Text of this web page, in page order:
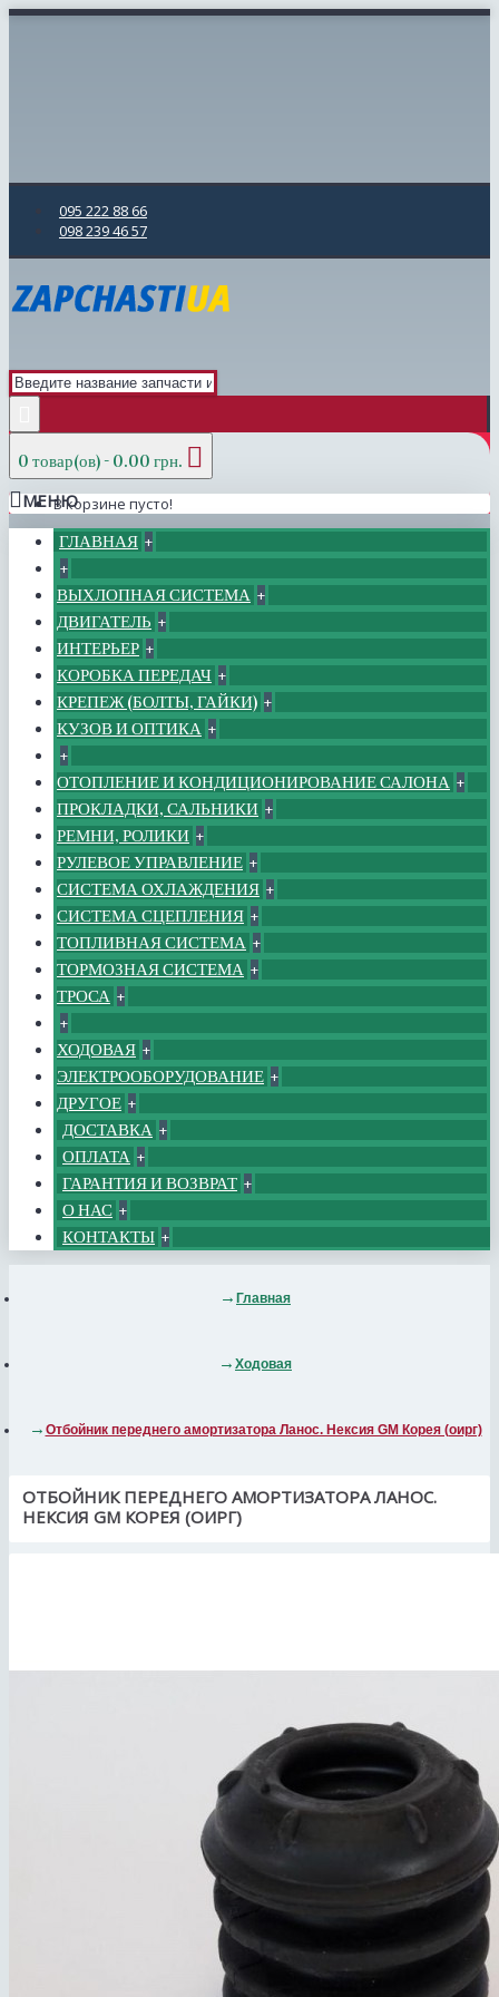
095 222 88 66
098 239 46 57
0 товар(ов) - 0.00 грн.
В корзине пусто!
МЕНЮ
ГЛАВНАЯ +
+
ВЫХЛОПНАЯ СИСТЕМА +
ДВИГАТЕЛЬ +
ИНТЕРЬЕР +
КОРОБКА ПЕРЕДАЧ +
КРЕПЕЖ (БОЛТЫ, ГАЙКИ) +
КУЗОВ И ОПТИКА +
+
ОТОПЛЕНИЕ И КОНДИЦИОНИРОВАНИЕ САЛОНА +
ПРОКЛАДКИ, САЛЬНИКИ +
РЕМНИ, РОЛИКИ +
РУЛЕВОЕ УПРАВЛЕНИЕ +
СИСТЕМА ОХЛАЖДЕНИЯ +
СИСТЕМА СЦЕПЛЕНИЯ +
ТОПЛИВНАЯ СИСТЕМА +
ТОРМОЗНАЯ СИСТЕМА +
ТРОСА +
+
ХОДОВАЯ +
ЭЛЕКТРООБОРУДОВАНИЕ +
ДРУГОЕ +
ДОСТАВКА +
ОПЛАТА +
ГАРАНТИЯ И ВОЗВРАТ +
О НАС +
КОНТАКТЫ +
Главная
Ходовая
Отбойник переднего амортизатора Ланос. Нексия GM Корея (оирг)
ОТБОЙНИК ПЕРЕДНЕГО АМОРТИЗАТОРА ЛАНОС.
НЕКСИЯ GM КОРЕЯ (ОИРГ)